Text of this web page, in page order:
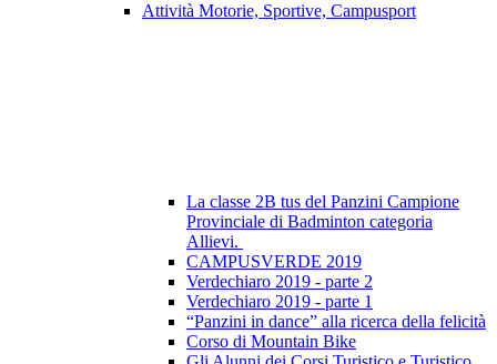
Attività Motorie, Sportive, Campusport
La classe 2B tus del Panzini Campione
Provinciale di Badminton categoria
Allievi.
CAMPUSVERDE 2019
Verdechiaro 2019 - parte 2
Verdechiaro 2019 - parte 1
“Panzini in dance” alla ricerca della felicità
Corso di Mountain Bike